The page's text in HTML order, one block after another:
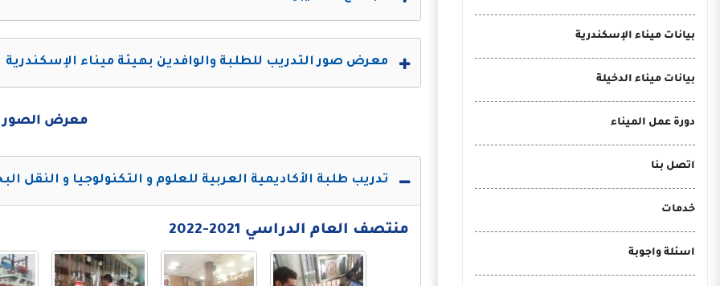
بيانات ميناء الإسكندرية
بيانات ميناء الدخيلة
دورة عمل الميناء
اتصل بنا
خدمات
اسئلة واجوبة
معرض صور التدريب للطلبة والوافدين بهيئة ميناء الإسكندرية
معرض الصور
تدريب طلبة الأكاديمية العربية للعلوم و التكنولوجيا و النقل
منتصف العام الدراسي 2021-2022